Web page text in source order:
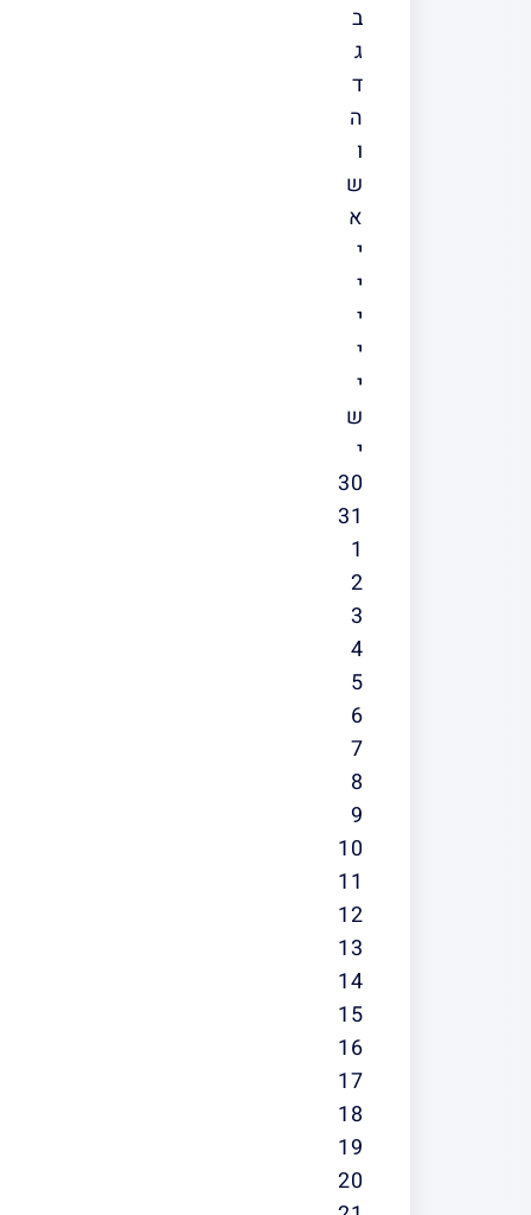
ב
ג
ד
ה
ו
ש
א
י
י
י
י
י
ש
י
30
31
1
2
3
4
5
6
7
8
9
10
11
12
13
14
15
16
17
18
19
20